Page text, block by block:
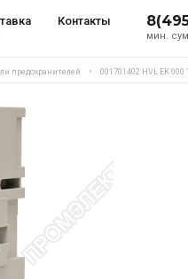
Контакты
мин.
предохранителей 001701402 HVL EK